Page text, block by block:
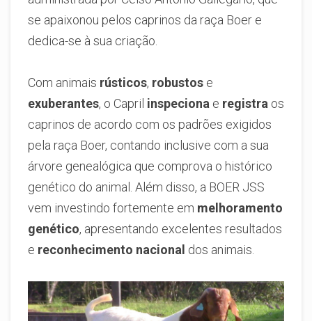
se apaixonou pelos caprinos da raça Boer e
dedica-se à sua criação.
Com animais rústicos, robustos e
exuberantes, o Capril inspeciona e registra os
caprinos de acordo com os padrões exigidos
pela raça Boer, contando inclusive com a sua
árvore genealógica que comprova o histórico
genético do animal. Além disso, a BOER JSS
vem investindo fortemente em melhoramento
genético, apresentando excelentes resultados
e reconhecimento nacional dos animais.